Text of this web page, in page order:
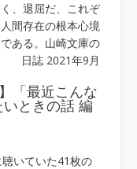
く、退屈だ、これぞ
人間存在の根本心境
である。山崎文庫の
日誌 2021年9月
「最近こんな
ときの話 編
聴いていた41枚の